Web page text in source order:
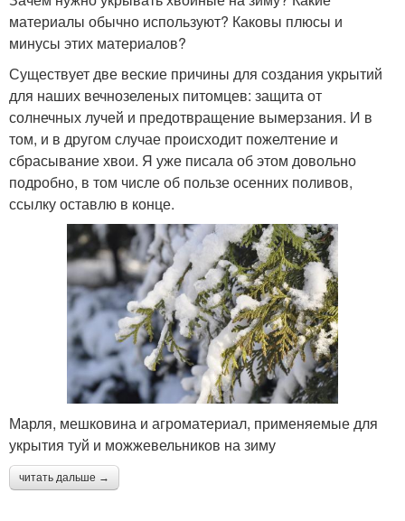
материалы обычно используют? Каковы плюсы и
минусы этих материалов?
Существует две веские причины для создания укрытий
для наших вечнозеленых питомцев: защита от
солнечных лучей и предотвращение вымерзания. И в
том, и в другом случае происходит пожелтение и
сбрасывание хвои. Я уже писала об этом довольно
подробно, в том числе об пользе осенних поливов,
ссылку оставлю в конце.
Марля, мешковина и агроматериал, применяемые для
укрытия туй и можжевельников на зиму
читать дальше →